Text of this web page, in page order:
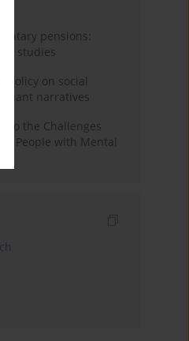
pensions:
studies
policy on social
narratives
the Challenges
People with Mental